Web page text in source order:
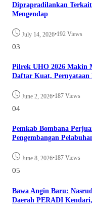
Diprapradilankan
Mengendap
July 14, 2026•192 Views
03
Pilrek UHO 2026 Makin
Daftar Kuat, Pernyataan
June 2, 2026•187 Views
04
Pemkab Bombana
Pengembangan
June 8, 2026•187 Views
05
Bawa Angin Baru:
Daerah PERADI